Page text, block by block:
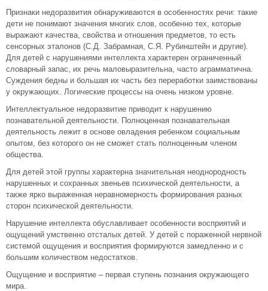
Признаки недоразвития обнаруживаются в особенностях речи: такие
дети не понимают значения многих слов, особенно тех, которые
выражают качества, свойства и отношения предметов, то есть
сенсорных эталонов (С.Д. Забрамная, С.Я. Рубинштейн и другие).
Для детей с нарушениями интеллекта характерен ограниченный
словарный запас, их речь маловыразительна, часто аграмматична.
Суждения бедны и большая их часть без переработки заимствованы
у окружающих. Логические процессы на очень низком уровне.
Интеллектуальное недоразвитие приводит к нарушению
познавательной деятельности. Полноценная познавательная
деятельность лежит в основе овладения ребенком социальным
опытом, без которого он не сможет стать полноценным членом
общества.
Для детей этой группы характерна значительная неоднородность
нарушенных и сохранных звеньев психической деятельности, а
также ярко выраженная неравномерность формирования разных
сторон психической деятельности.
Нарушение интеллекта обуславливает особенности восприятий и
ощущений умственно отсталых детей. У детей с пораженной нервной
системой ощущения и восприятия формируются замедленно и с
большим количеством недостатков.
Ощущение и восприятие – первая ступень познания окружающего
мира.